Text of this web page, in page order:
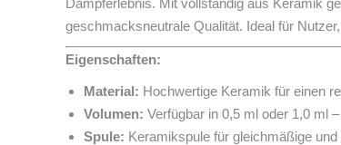
Dampferlebnis. Mit vollständig aus Keramik
geschmacksneutrale Qualität. Ideal für
Eigenschaften:
Material: Hochwertige Keramik für einen
Volumen: Verfügbar in 0,5 ml oder 1,0 ml
Spule: Keramikspule für gleichmäßige